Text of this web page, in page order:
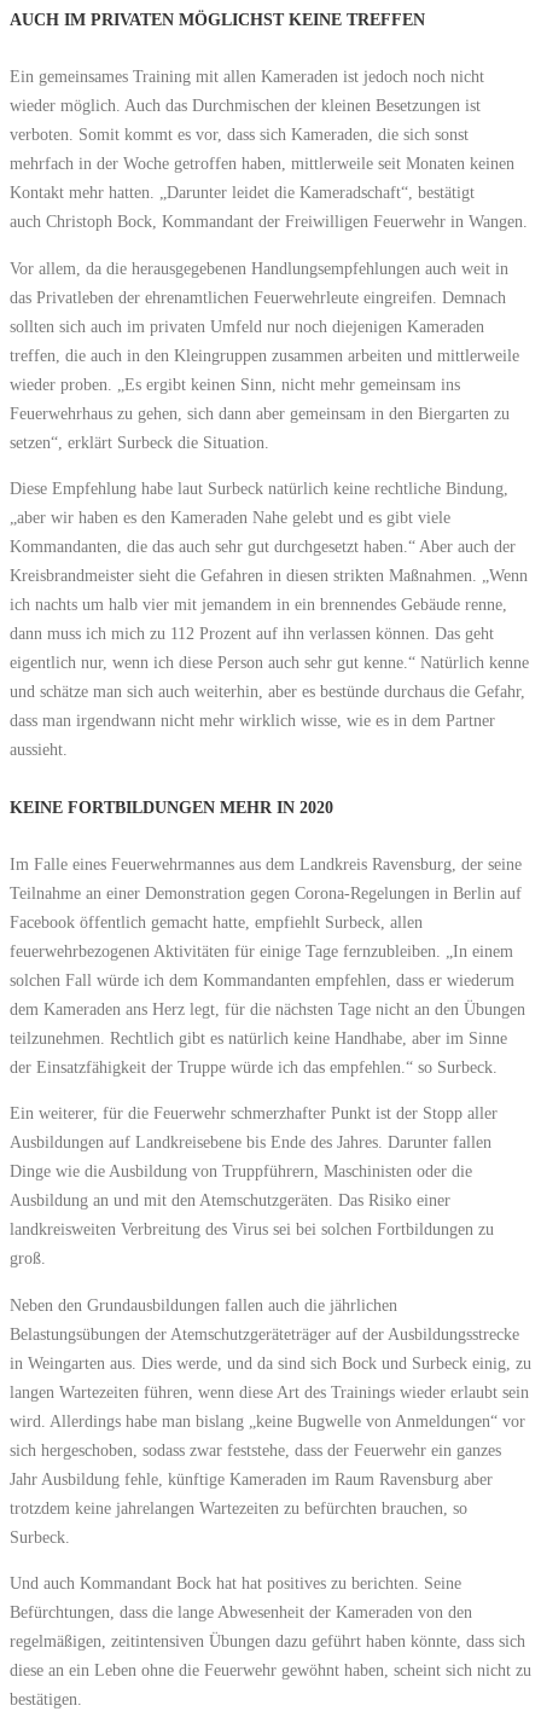
AUCH IM PRIVATEN MÖGLICHST KEINE TREFFEN
Ein gemeinsames Training mit allen Kameraden ist jedoch noch nicht
wieder möglich. Auch das Durchmischen der kleinen Besetzungen ist
verboten. Somit kommt es vor, dass sich Kameraden, die sich sonst
mehrfach in der Woche getroffen haben, mittlerweile seit Monaten keinen
Kontakt mehr hatten. „Darunter leidet die Kameradschaft“, bestätigt
auch Christoph Bock, Kommandant der Freiwilligen Feuerwehr in Wangen.
Vor allem, da die herausgegebenen Handlungsempfehlungen auch weit in
das Privatleben der ehrenamtlichen Feuerwehrleute eingreifen. Demnach
sollten sich auch im privaten Umfeld nur noch diejenigen Kameraden
treffen, die auch in den Kleingruppen zusammen arbeiten und mittlerweile
wieder proben. „Es ergibt keinen Sinn, nicht mehr gemeinsam ins
Feuerwehrhaus zu gehen, sich dann aber gemeinsam in den Biergarten zu
setzen“, erklärt Surbeck die Situation.
Diese Empfehlung habe laut Surbeck natürlich keine rechtliche Bindung,
„aber wir haben es den Kameraden Nahe gelebt und es gibt viele
Kommandanten, die das auch sehr gut durchgesetzt haben.“ Aber auch der
Kreisbrandmeister sieht die Gefahren in diesen strikten Maßnahmen. „Wenn
ich nachts um halb vier mit jemandem in ein brennendes Gebäude renne,
dann muss ich mich zu 112 Prozent auf ihn verlassen können. Das geht
eigentlich nur, wenn ich diese Person auch sehr gut kenne.“ Natürlich kenne
und schätze man sich auch weiterhin, aber es bestünde durchaus die Gefahr,
dass man irgendwann nicht mehr wirklich wisse, wie es in dem Partner
aussieht.
KEINE FORTBILDUNGEN MEHR IN 2020
Im Falle eines Feuerwehrmannes aus dem Landkreis Ravensburg, der seine
Teilnahme an einer Demonstration gegen Corona-Regelungen in Berlin auf
Facebook öffentlich gemacht hatte, empfiehlt Surbeck, allen
feuerwehrbezogenen Aktivitäten für einige Tage fernzubleiben. „In einem
solchen Fall würde ich dem Kommandanten empfehlen, dass er wiederum
dem Kameraden ans Herz legt, für die nächsten Tage nicht an den Übungen
teilzunehmen. Rechtlich gibt es natürlich keine Handhabe, aber im Sinne
der Einsatzfähigkeit der Truppe würde ich das empfehlen.“ so Surbeck.
Ein weiterer, für die Feuerwehr schmerzhafter Punkt ist der Stopp aller
Ausbildungen auf Landkreisebene bis Ende des Jahres. Darunter fallen
Dinge wie die Ausbildung von Truppführern, Maschinisten oder die
Ausbildung an und mit den Atemschutzgeräten. Das Risiko einer
landkreisweiten Verbreitung des Virus sei bei solchen Fortbildungen zu
groß.
Neben den Grundausbildungen fallen auch die jährlichen
Belastungsübungen der Atemschutzgeräteträger auf der Ausbildungsstrecke
in Weingarten aus. Dies werde, und da sind sich Bock und Surbeck einig, zu
langen Wartezeiten führen, wenn diese Art des Trainings wieder erlaubt sein
wird. Allerdings habe man bislang „keine Bugwelle von Anmeldungen“ vor
sich hergeschoben, sodass zwar feststehe, dass der Feuerwehr ein ganzes
Jahr Ausbildung fehle, künftige Kameraden im Raum Ravensburg aber
trotzdem keine jahrelangen Wartezeiten zu befürchten brauchen, so
Surbeck.
Und auch Kommandant Bock hat hat positives zu berichten. Seine
Befürchtungen, dass die lange Abwesenheit der Kameraden von den
regelmäßigen, zeitintensiven Übungen dazu geführt haben könnte, dass sich
diese an ein Leben ohne die Feuerwehr gewöhnt haben, scheint sich nicht zu
bestätigen.